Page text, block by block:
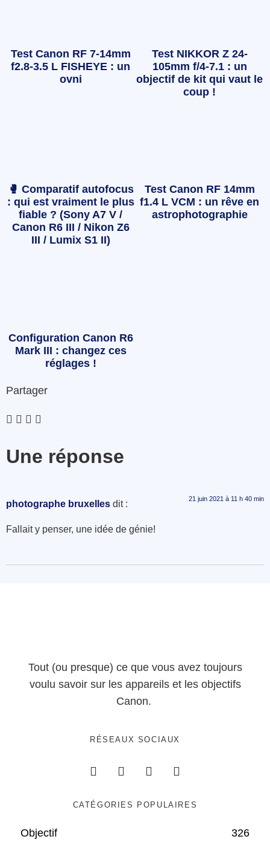
Test Canon RF 7-14mm
f2.8-3.5 L FISHEYE : un
ovni
Test NIKKOR Z 24-
105mm f/4-7.1 : un
objectif de kit qui vaut le
coup !
🥊 Comparatif autofocus
: qui est vraiment le plus
fiable ? (Sony A7 V /
Canon R6 III / Nikon Z6
III / Lumix S1 II)
Test Canon RF 14mm
f1.4 L VCM : un rêve en
astrophotographie
Configuration Canon R6
Mark III : changez ces
réglages !
Partager
Une réponse
photographe bruxelles dit : 21 juin 2021 à 11 h 40 min
Fallait y penser, une idée de génie!
Tout (ou presque) ce que vous avez toujours
voulu savoir sur les appareils et les objectifs
Canon.
RÉSEAUX SOCIAUX
CATÉGORIES POPULAIRES
Objectif 326